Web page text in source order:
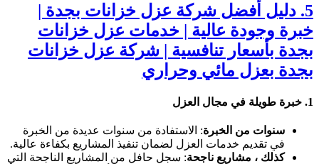
5. دليل أفضل شركة عزل خزانات بجدة |
خبرة وجودة عالية | خدمات عزل خزانات
بجدة بأسعار تنافسية | شركة عزل خزانات
بجدة بعزل مائي وحراري
1. خبرة طويلة في مجال العزل
سنوات من الخبرة: الاستفادة من سنوات عديدة من الخبرة
في تقديم خدمات العزل لضمان تنفيذ المشاريع بكفاءة عالية.
كذلك ، مشاريع ناجحة: سجل حافل من المشاريع الناجحة التي